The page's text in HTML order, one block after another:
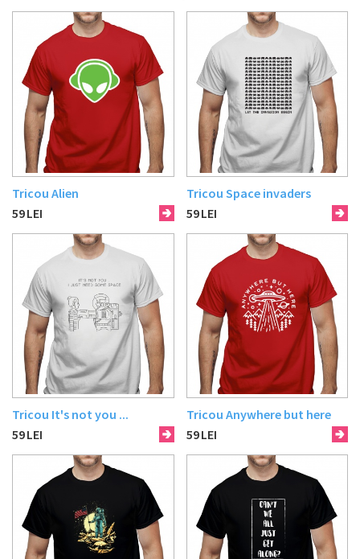
Tricou Alien
59LEI
Tricou Space invaders
59LEI
Tricou It's not you ...
59LEI
Tricou Anywhere but here
59LEI